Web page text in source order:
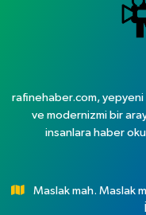
rafinehaber.com, yepyeni
ve modernizmi bir
insanlara haber
Maslak mah. Maslak